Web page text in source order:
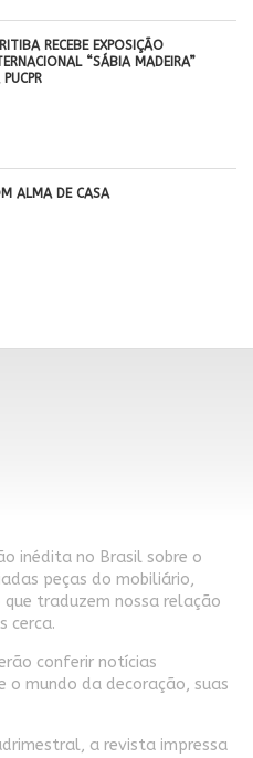
RECEBE EXPOSIÇÃO
“SÁBIA MADEIRA”
ALMA DE CASA
inédita no Brasil sobre o
peças do mobiliário,
traduzem nossa relação
cerca.
conferir notícias
mundo da decoração, suas
a revista impressa